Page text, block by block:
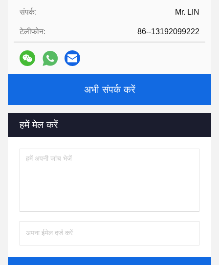
संपर्क: Mr. LIN
टेलीफोन: 86--13192099222
अभी संपर्क करें
हमें मेल करें